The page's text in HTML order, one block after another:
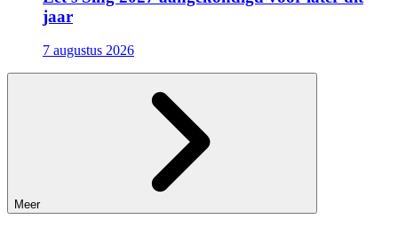
jaar
7 augustus 2026
Meer